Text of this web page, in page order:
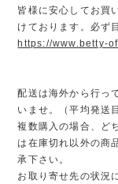
皆様に安心してお買
けております。必ず
https://www.betty-
配送は海外から行っ
いませ。（平均発送
複数購入の場合、ど
は在庫切れ以外の商
承下さい。
お取り寄せ先の状況